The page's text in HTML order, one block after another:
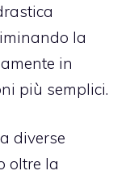
la
in
più semplici.
diverse
oltre la